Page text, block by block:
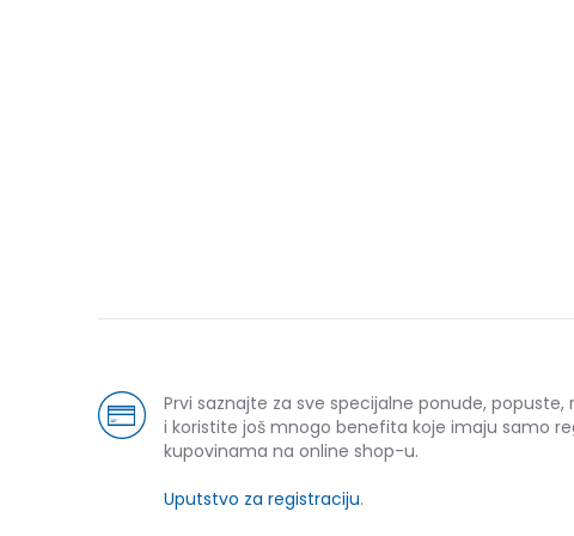
Prvi saznajte za sve specijalne ponude,
i koristite još mnogo benefita koje imaju samo
kupovinama na online shop-u.
Uputstvo za registraciju.